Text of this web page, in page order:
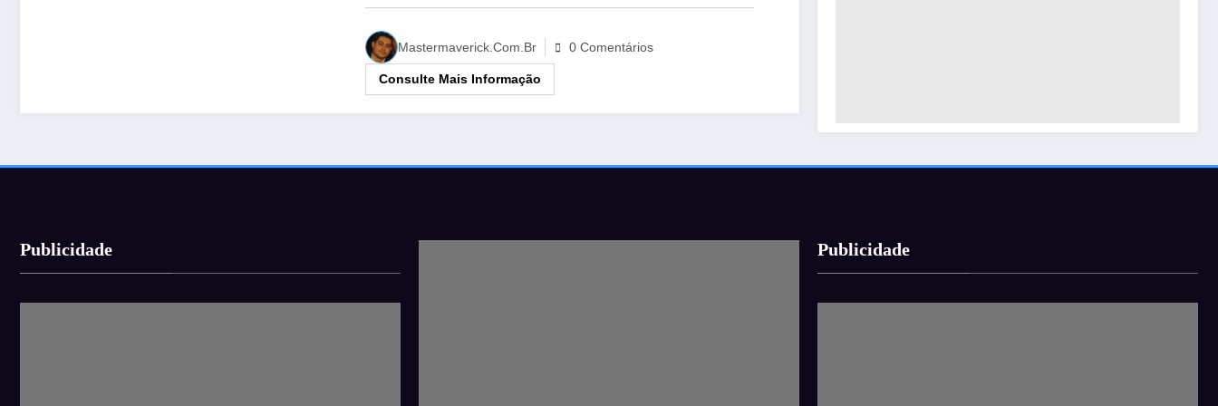
Mastermaverick.com.br 0 Comentários
Consulte Mais Informação
Publicidade Publicidade